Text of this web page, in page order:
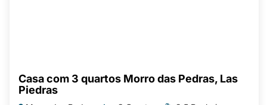
Casa com 3 quartos Morro das Pedras, Las
Piedras